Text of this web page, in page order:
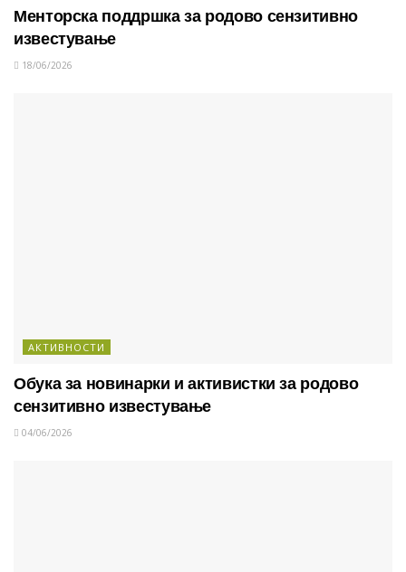
Менторска поддршка за родово сензитивно
известување
18/06/2026
АКТИВНОСТИ
Обука за новинарки и активистки за родово
сензитивно известување
04/06/2026